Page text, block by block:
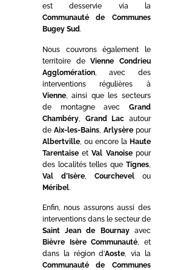
est desservie via la
Communauté de Communes
Bugey Sud.
Nous couvrons également le
territoire deVienne Condrieu
Agglomération, avec des
interventions régulières à
Vienne, ainsi que les secteurs
de montagne avec Grand
Chambéry, Grand Lac autour
de Aix-les-Bains, Arlysèrepour
Albertville, ou encore la Haute
TarentaiseetVal Vanoisepour
des localités telles que Tignes
Val d’Isère, Courchevelou
Méribel.
Enfin, nous assurons aussi des
interventions dans le secteur de
Saint Jean de Bournayavec
Bièvre Isère Communauté, et
dans la région d’Aoste, via la
Communauté de Communes